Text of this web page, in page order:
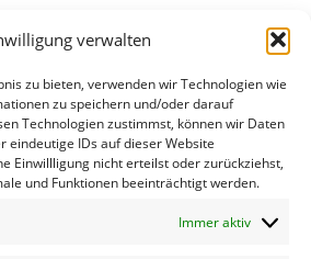
verwalten
zu bieten, verwenden wir Technologien wie
zu speichern und/oder darauf
Technologien zustimmst, können wir Daten
eindeutige IDs auf dieser Website
Einwillligung nicht erteilst oder zurückziehst,
und Funktionen beeinträchtigt werden.
Immer aktiv
aber nicht
mit der